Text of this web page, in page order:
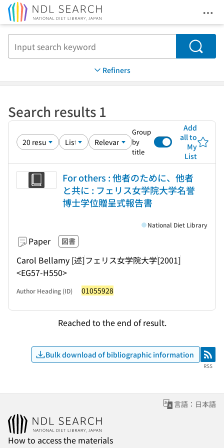
Search
Refiners
Search results 1
Group
by
title
Add
all to
My
List
For others : 他者のために、他者
と共に : フェリス女学院大学名誉
博士学位贈呈式報告書
Paper 図書
Carol Bellamy [述]フェリス女学院大学[2001]
<EG57-H550>
National Diet Library
Author Heading (ID) 01055928
Reached to the end of result.
Bulk download of bibliographic information RSS
RSS
言語：日本語
How to access the materials